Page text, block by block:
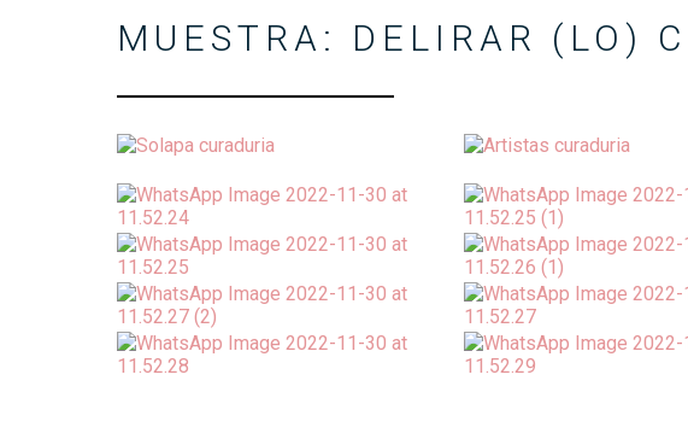
MUESTRA: DELIRAR (LO)